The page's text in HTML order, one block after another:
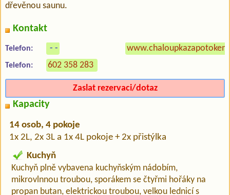
dřevěnou saunu.
Kontakt
Telefon: - -
Telefon: 602 358 283
Zaslat rezervaci/dotaz
Kapacity
14 osob, 4 pokoje
1x 2L, 2x 3L a 1x 4L pokoje + 2x přistýlka
Kuchyň
Kuchyň plně vybavena kuchyňským nádobím,
mikrovlnnou troubou, sporákem se čtyřmi hořáky na
propan butan, elektrickou troubou, velkou lednicí s